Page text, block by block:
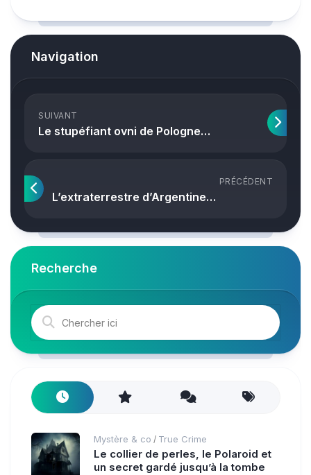
Navigation
SUIVANT
Le stupéfiant ovni de Pologne…
PRÉCÉDENT
L’extraterrestre d’Argentine…
Recherche
Mystère & co / True Crime
Le collier de perles, le Polaroid et
un secret gardé jusqu’à la tombe